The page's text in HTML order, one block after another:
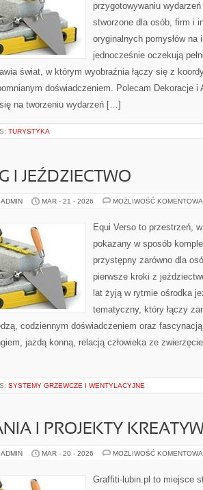
przygotowywaniu
stworzone dla osób, firm i
oryginalnych pomysłów
jednocześnie oczekują
świat, w którym wyobraźnia łączy się z
doświadczeniem. Polecam Dekoracje i
na tworzeniu wydarzeń […]
TURYSTYKA
I JEŹDZIECTWO
MAR - 21 - 2026 MOŻLIWOŚĆ
Equi Verso to przestrzeń,
pokazany w sposób
przystępny zarówno dla
pierwsze kroki z
lat żyją w rytmie ośrodka
tematyczny, który łączy
codziennym doświadczeniem oraz
jazdą konną, relacją człowieka ze
SYSTEMY GRZEWCZE I WENTYLACYJNE
I PROJEKTY
MAR - 20 - 2026 MOŻLIWOŚĆ
Graffiti-lubin.pl to miejsce